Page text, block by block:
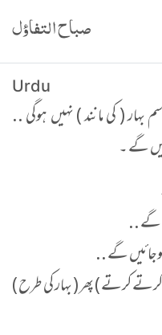
صباح التفاؤل
Urdu
( کی مانند ) نہیں ہوگی ..
گے ۔
گے ..
گے ..
کرتے ) پھر ( بہار کی طرح )